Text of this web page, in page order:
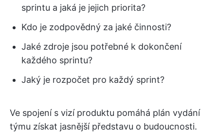
sprintu a jaká je jejich priorita?
Kdo je zodpovědný za jaké činnosti?
Jaké zdroje jsou potřebné k dokončení
každého sprintu?
Jaký je rozpočet pro každý sprint?
Ve spojení s vizí produktu pomáhá plán vydání
týmu získat jasnější představu o budoucnosti.